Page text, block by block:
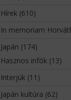
Hírek(610)
In memoriam
Japán (174)
Hasznos infók(13)
Interjúk(11)
Japán kultúra (62)